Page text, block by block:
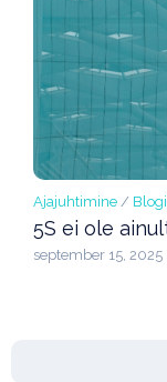
Ajajuhtimine / Blogi
september 15, 2025